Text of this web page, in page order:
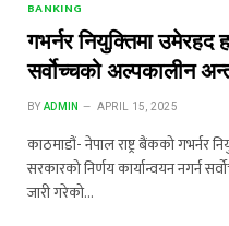
BANKING
गभर्नर नियुक्तिमा उमेरहद
सर्वोच्चको अल्पकालीन
BY ADMIN APRIL 15, 2025
काठमाडौं- नेपाल राष्ट्र बैंकको गभर्नर
सरकारको निर्णय कार्यान्वयन नगर्न
जारी गरेको…